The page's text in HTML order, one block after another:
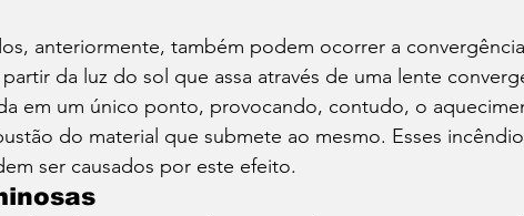
anteriormente, também podem ocorrer a
da luz do sol que assa através de uma lente
em um único ponto, provocando, contudo, o
do material que submete ao mesmo. Esses
ser causados por este efeito.